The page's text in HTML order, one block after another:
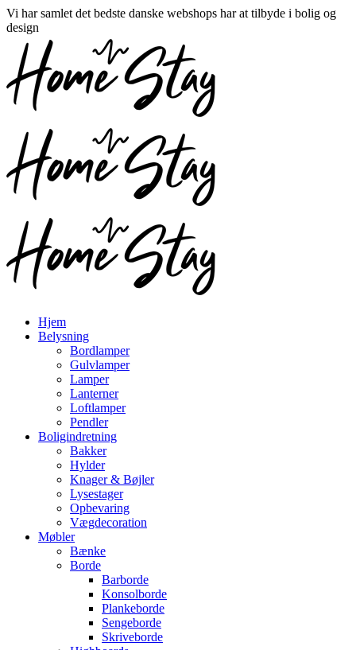
Vi har samlet det bedste danske webshops har at tilbyde i bolig og
design
Hjem
Belysning
Bordlamper
Gulvlamper
Lamper
Lanterner
Loftlamper
Pendler
Boligindretning
Bakker
Hylder
Knager & Bøjler
Lysestager
Opbevaring
Vægdecoration
Møbler
Bænke
Borde
Barborde
Konsolborde
Plankeborde
Sengeborde
Skriveborde